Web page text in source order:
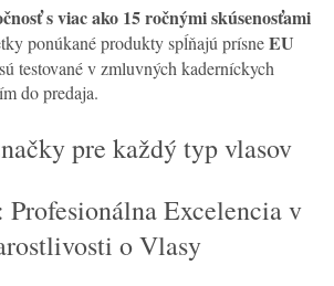
s viac ako 15 ročnými skúsenosťami
ponúkané produkty spĺňajú prísneEU
testované v zmluvných kaderníckych
do predaja.
pre každý typ vlasov
Excelencia v
o Vlasy